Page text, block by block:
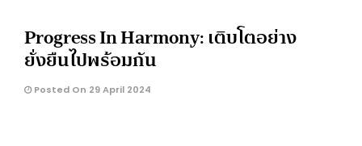
Progress In Harmony: เติบโตอย่าง
ยั่งยืนไปพร้อมกัน
Posted On 29 April 2024